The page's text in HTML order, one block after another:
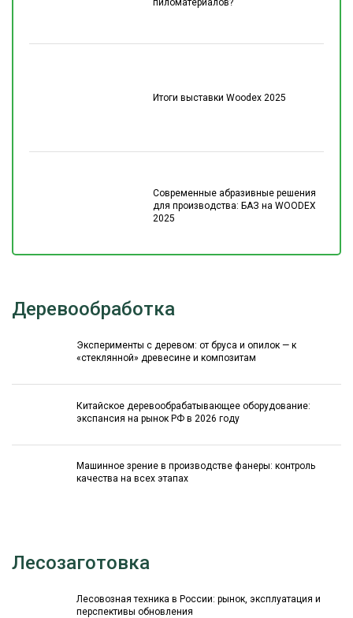
Итоги выставки Woodex 2025
Современные абразивные решения
для производства: БАЗ на WOODEX
2025
Деревообработка
Эксперименты с деревом: от бруса и опилок — к
«стеклянной» древесине и композитам
Китайское деревообрабатывающее оборудование:
экспансия на рынок РФ в 2026 году
Машинное зрение в производстве фанеры: контроль
качества на всех этапах
Лесозаготовка
Лесовозная техника в России: рынок, эксплуатация и
перспективы обновления